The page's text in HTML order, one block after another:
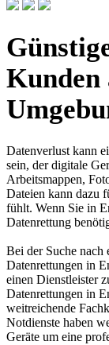
Kunden
Datenverlust kann
sein, der digitale
Arbeitsmappen,
Dateien kann dazu
fühlt. Wenn Sie in
Datenrettung
Bei der Suche nach
Datenrettungen in
einen Dienstleister
Datenrettungen in
weitreichende
Notdienste haben
Geräte um eine